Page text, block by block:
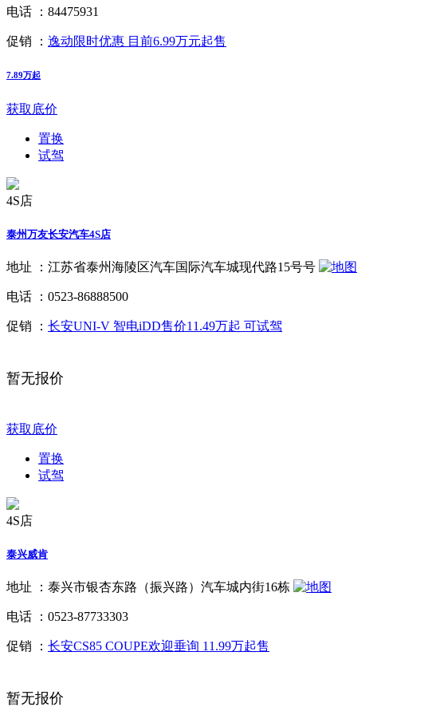
电话 ： 84475931
促销 ： 逸动限时优惠 目前6.99万元起售
7.89万起
获取底价
置换
试驾
4S店
泰州万友长安汽车4S店
地址 ： 江苏省泰州海陵区汽车国际汽车城现代路15号号
电话 ： 0523-86888500
促销 ： 长安UNI-V 智电iDD售价11.49万起 可试驾
暂无报价
获取底价
置换
试驾
4S店
泰兴威肯
地址 ： 泰兴市银杏东路（振兴路）汽车城内街16栋
电话 ： 0523-87733303
促销 ： 长安CS85 COUPE欢迎垂询 11.99万起售
暂无报价